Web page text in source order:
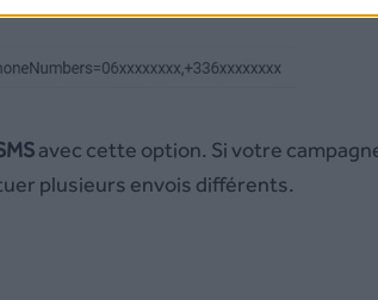
avec cette option. Si votre
plusieurs envois différents.